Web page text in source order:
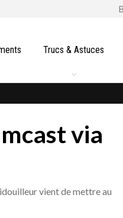
Trucs & Astuces
via
vient de mettre au